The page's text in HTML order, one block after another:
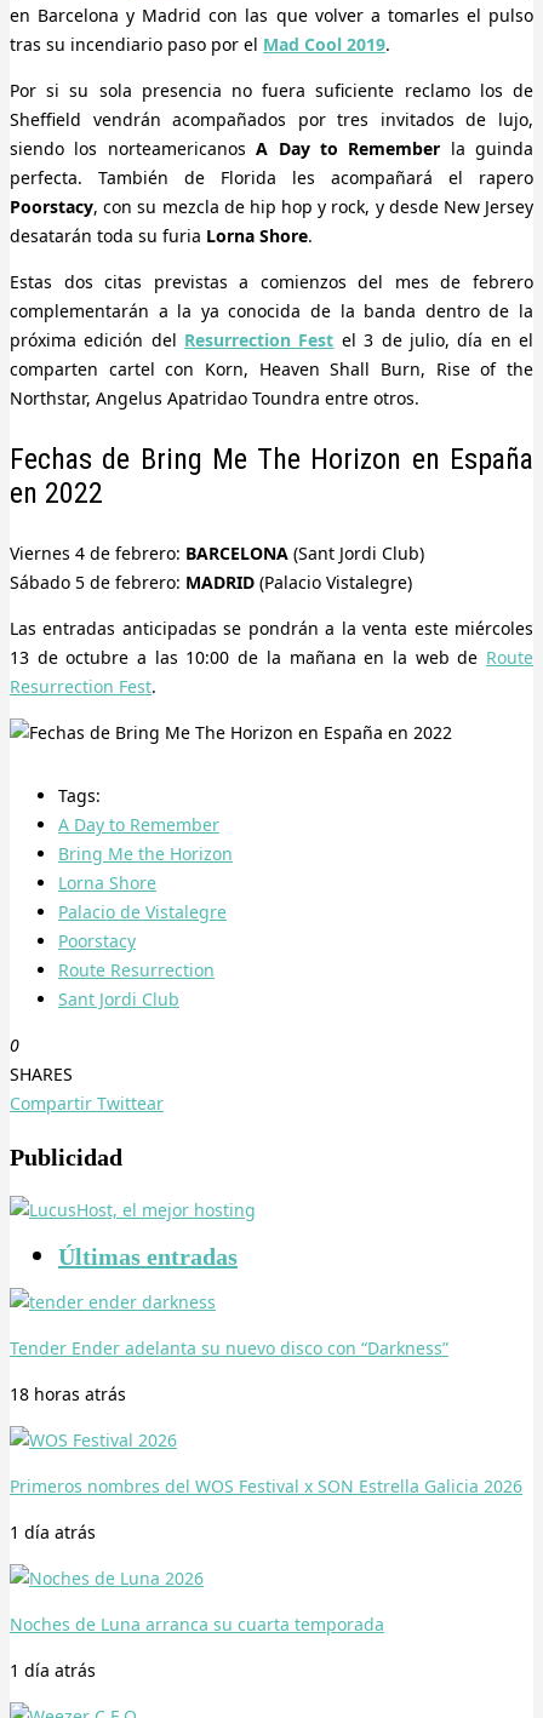
en Barcelona y Madrid con las que volver a tomarles el pulso
tras su incendiario paso por el Mad Cool 2019.
Por si su sola presencia no fuera suficiente reclamo los de
Sheffield vendrán acompañados por tres invitados de lujo,
siendo los norteamericanosA Day to Remember la guinda
perfecta. También de Florida les acompañará el rapero
Poorstacy, con su mezcla de hip hop y rock, y desde New Jersey
desatarán toda su furia Lorna Shore.
Estas dos citas previstas a comienzos del mes de febrero
complementarán a la ya conocida de la banda dentro de la
próxima edición del Resurrection Fest el 3 de julio, día en el
comparten cartel con Korn, Heaven Shall Burn, Rise of the
Northstar, Angelus Apatridao Toundra entre otros.
Fechas de Bring Me The Horizon en España
en 2022
Viernes 4 de febrero: BARCELONA (Sant Jordi Club)
Sábado 5 de febrero: MADRID (Palacio Vistalegre)
Las entradas anticipadas se pondrán a la venta este miércoles
13 de octubre a las 10:00 de la mañana en la web de Route
Resurrection Fest.
Tags:
A Day to Remember
Bring Me the Horizon
Lorna Shore
Palacio de Vistalegre
Poorstacy
Route Resurrection
Sant Jordi Club
0
SHARES
Compartir Twittear
Publicidad
Últimas entradas
Tender Ender adelanta su nuevo disco con “Darkness”
18 horas atrás
Primeros nombres del WOS Festival x SON Estrella Galicia 2026
1 día atrás
Noches de Luna arranca su cuarta temporada
1 día atrás